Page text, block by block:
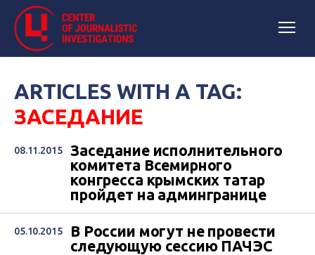
ARTICLES WITH A TAG:
ЗАСЕДАНИЕ
08.11.2015
Заседание исполнительного
комитета Всемирного
конгресса крымских татар
пройдет на админгранице
05.10.2015
В России могут не провести
следующую сессию ПАЧЭС